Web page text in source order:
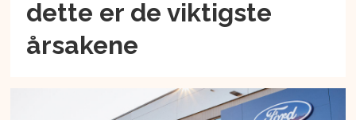
dette er de viktigste
årsakene